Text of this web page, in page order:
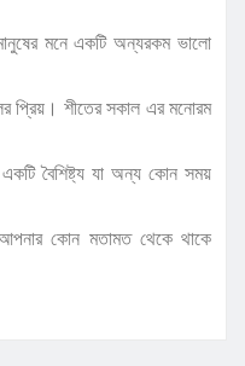
মনে একটি অন্যরকম ভালো
প্রিয়। শীতের সকাল এর মনোরম
বৈশিষ্ট্য যা অন্য কোন সময়
কোন মতামত থেকে থাকে